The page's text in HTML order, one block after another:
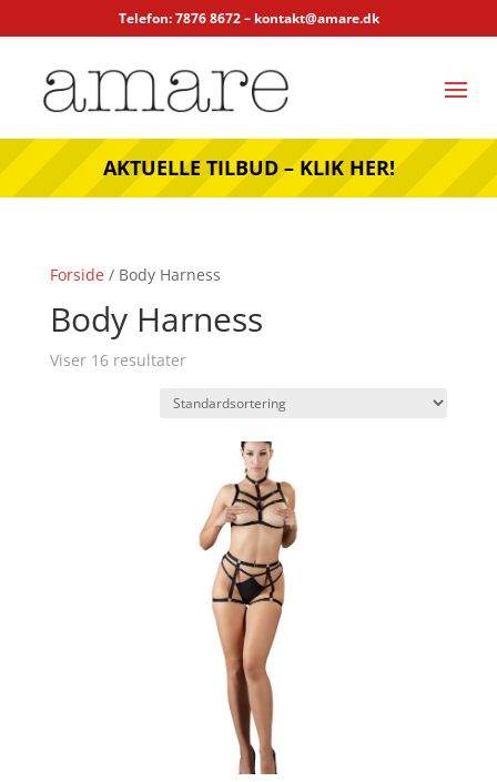
Telefon: 7876 8672 – kontakt@amare.dk
AKTUELLE TILBUD – KLIK HER!
Forside/ Body Harness
Body Harness
Viser 16 resultater